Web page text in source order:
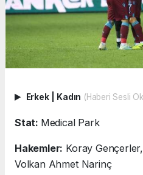
Erkek Kadın (Haberi Sesli
Stat: Medical Park
Hakemler: Koray
Volkan Ahmet Narinç